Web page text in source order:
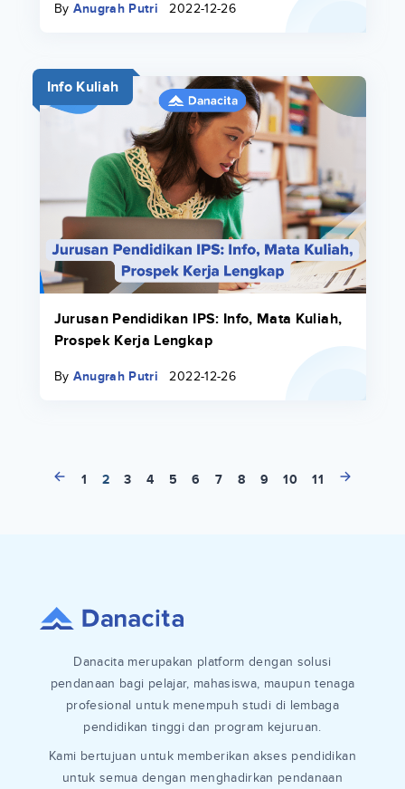
By Anugrah Putri 2022-12-26
Info Kuliah
Jurusan Pendidikan IPS: Info, Mata Kuliah,
Prospek Kerja Lengkap
By Anugrah Putri 2022-12-26
1 2 3 4 5 6 7 8 9 10 11
Danacita merupakan platform dengan solusi
pendanaan bagi pelajar, mahasiswa, maupun tenaga
profesional untuk menempuh studi di lembaga
pendidikan tinggi dan program kejuruan.
Kami bertujuan untuk memberikan akses pendidikan
untuk semua dengan menghadirkan pendanaan